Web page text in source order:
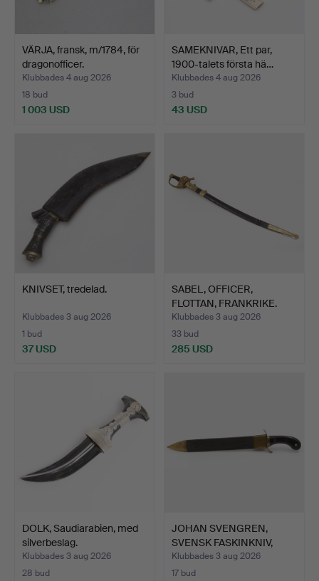
VÄRJA, fransk, m/1784, för
dragonofficer.
Klubbades 4 aug 2026
18 bud
1 003 USD
SAMEKNIVAR, Ett par,
1900-talets första hä…
Klubbades 4 aug 2026
3 bud
43 USD
KNIVSET, tredelad.
Klubbades 3 aug 2026
1 bud
37 USD
SABEL, OFFICER,
FLOTTAN, FRANKRIKE.
Klubbades 3 aug 2026
33 bud
285 USD
DOLK, Saudiarabien, med
silverbeslag.
Klubbades 3 aug 2026
28 bud
JOHAN SVENGREN,
SVENSK FASKINKNIV,
m/1848,…
Klubbades 3 aug 2026
17 bud